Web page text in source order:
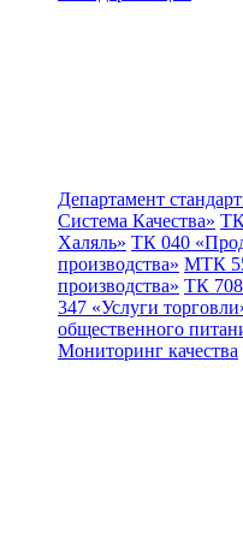
Департамент
Система Качества»
Халяль» ТК 040
производства» МТК
производства» ТК 708
347 «Услуги
общественного
Мониторинг качества